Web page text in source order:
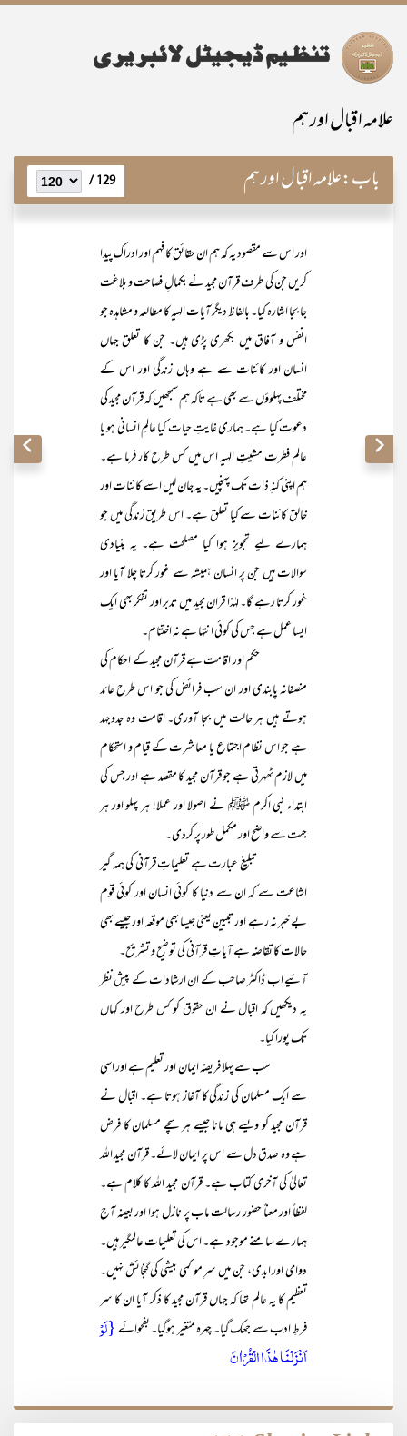
علامہ اقبال اور ہم
باب:علامہ اقبال اور ہم 129 /
اور اس سے مقصود یہ کہ ہم ان حقائق کا فہم اور ادراک پیدا
کریں جن کی طرف قرآن مجید نے بکمالِ فصاحت و بلاغت
جا بجا اشارہ کیا۔ بالفاظ دیگر آیات الہیہ کا مطالعہ و مشاہدہ جو
انفس و آفاق میں بکھری پڑی ہیں۔ جن کا تعلق جہاں
انسان اور کائنات سے ہے وہاں زندگی اور اس کے
مختلف پہلوؤں سے بھی ہے تاکہ ہم سمجھیں کہ قرآن مجید کی
دعوت کیا ہے۔ ہماری غایتِ حیات کیا عالمِ انسانی ہو یا
عالم فطرت مشیتِ الہیہ اس میں کس طرح کار فرما ہے۔
ہم اپنی کنہِ ذات تک پہنچیں۔ یہ جان لیں اسے کائنات اور
خالق کائنات سے کیا تعلق ہے۔ اس طریق زندگی میں جو
ہمارے لیے تجویز ہوا کیا مصلحت ہے۔ یہ بنیادی
سوالات ہیں جن پر انسان ہمیشہ سے غور کرتا چلا آیا اور
غور کرتا رہے گا۔ لہٰذا قران مجید میں تدبر اور تفکر بھی ایک
ایسا عمل ہے جس کی کوئی انتہا ہے نہ اختتام۔
حکم اور اقامت ہے قرآن مجید کے احکام کی
منصفانہ پابندی اور ان سب فرائض کی جو اس طرح عائد
ہوتے ہیں ہر حالت میں بجا آوری۔ اقامت وہ جدوجہد
ہے جو اس نظام اجتماع یا معاشرت کے قیام و استحکام
میں لازم ٹھہرتی ہے جو قرآن مجید کا مقصد ہے اور جس کی
ابتداء نبی اکرم ﷺ نے اصولا اور عملا! ہر پہلو اور ہر
جہت سے واضح اور مکمل طور پر کردی۔
تبلیغ عبارت ہے تعلیماتِ قرآنی کی ہمہ گیر
اشاعت سے کہ ان سے دنیا کا کوئی انسان اور کوئی قوم
بے خبر نہ رہے اور تبیین یعنی جیسا بھی موقعہ اور جیسے بھی
حالات کا تقاضہ ہے آیاتِ قرآنی کی توضیح و تشریح۔
آئیے اب ڈاکٹر صاحب کے ان ارشادات کے پیش نظر
یہ دیکھیں کہ اقبال نے ان حقوق کو کس طرح اور کہاں
تک پورا کیا۔
سب سے پہلا فریضہ ایمان اور تعلیم ہے اور اسی
سے ایک مسلمان کی زندگی کا آغاز ہوتا ہے۔ اقبال نے
قرآن مجید کو ویسے ہی مانا جیسے ہر سچے مسلمان کا فرض
ہے وہ صدق دل سے اس پر ایمان لائے۔ قرآن مجید اللہ
تعالیٰ کی آخری کتاب ہے۔ قرآن مجید اللہ کا کلام ہے۔
لفظاً اور معناً حضور رسالت ماب پر نازل ہوا اور بعینہ آج
ہمارے سامنے موجود ہے۔ اس کی تعلیمات عالمگیر ہیں۔
دوامی اور ابدی، جن میں سرِ مو کمی بیشی کی گنجائش نہیں۔
تعظیم کا یہ عالم تھا کہ جہاں قرآن مجید کا ذکر آیا ان کا سر
فرطِ ادب سے جھک گیا۔ چہرہ متغیر ہوگیا۔ بفحوائے{لَوۡ
اَنۡزَلۡنَا ہٰذَا الۡقُرۡاٰنَ